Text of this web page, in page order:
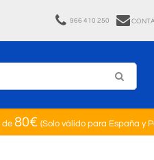
966 410 250
de 80€ (Solo válido para España y